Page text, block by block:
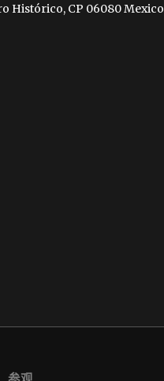
Histórico, CP 06080 Mexico